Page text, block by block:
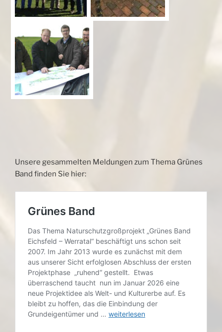
Unsere gesammelten Meldungen zum Thema Grünes
Band finden Sie hier: